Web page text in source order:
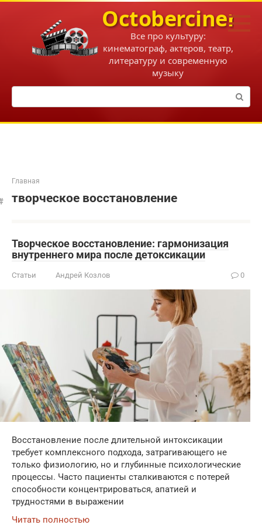
Перейти
Octobercinema
Все про культуру:
кинематограф, актеров, театр,
литературу и современную
музыку
Поиск:
Главная
творческое восстановление
Творческое восстановление: гармонизация
внутреннего мира после детоксикации
Статьи Андрей Козлов 0
Восстановление после длительной интоксикации
требует комплексного подхода, затрагивающего не
только физиологию, но и глубинные психологические
процессы. Часто пациенты сталкиваются с потерей
способности концентрироваться, апатией и
трудностями в выражении
Читать полностью